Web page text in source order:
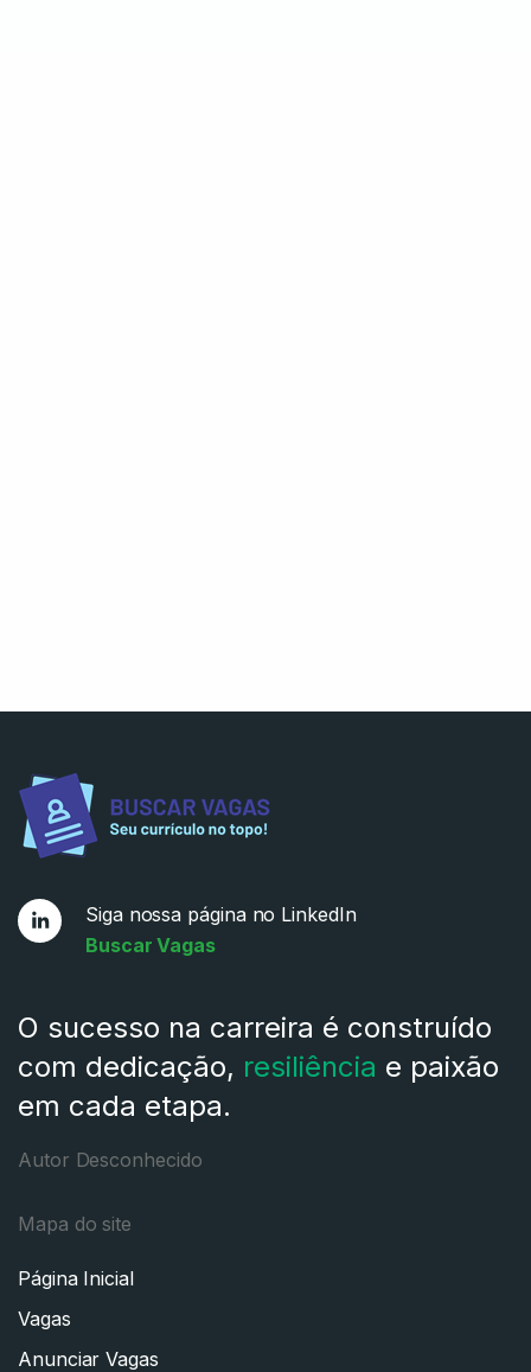
Siga nossa página no LinkedIn
Buscar Vagas
O sucesso na carreira é construído
com dedicação, resiliência e paixão
em cada etapa.
Autor Desconhecido
Mapa do site
Página Inicial
Vagas
Anunciar Vagas